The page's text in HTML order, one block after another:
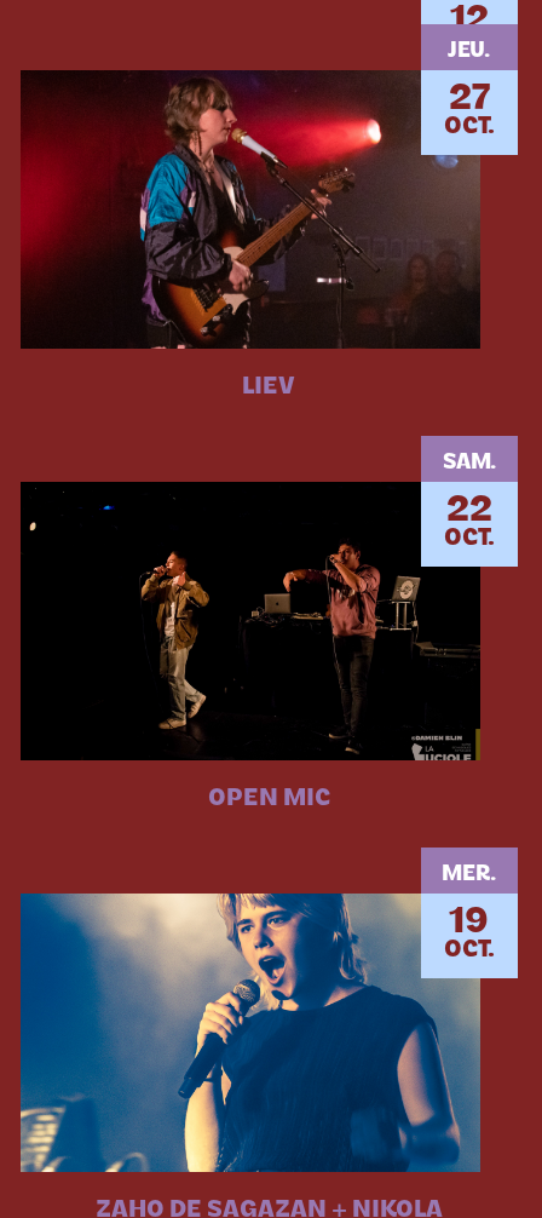
12
MAI.
JEU.
27
OCT.
LIEV
SAM.
22
OCT.
OPEN MIC
MER.
19
OCT.
ZAHO DE SAGAZAN + NIKOLA